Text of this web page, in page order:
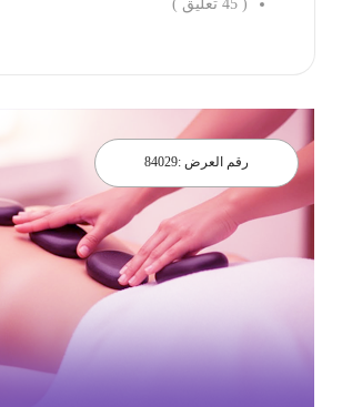
45 تعليق )
رقم العرض : 84029